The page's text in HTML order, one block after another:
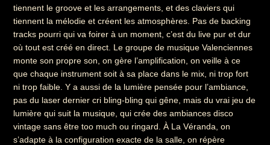
tiennent le groove et les arrangements, et des claviers qui
tiennent la mélodie et créent les atmosphères. Pas de backing
tracks pourri qui va foirer à un moment, c’est du live pur et dur
où tout est créé en direct. Le groupe de musique Valenciennes
monte son propre son, on gère l’amplification, on veille à ce
que chaque instrument soit à sa place dans le mix, ni trop fort
ni trop faible. Y a aussi de la lumière pensée pour l’ambiance,
pas du laser dernier cri bling-bling qui gêne, mais du vrai jeu de
lumière qui suit la musique, qui crée des ambiances disco
vintage sans être too much ou ringard. À La Véranda, on
s’adapte à la configuration exacte de la salle, on répère